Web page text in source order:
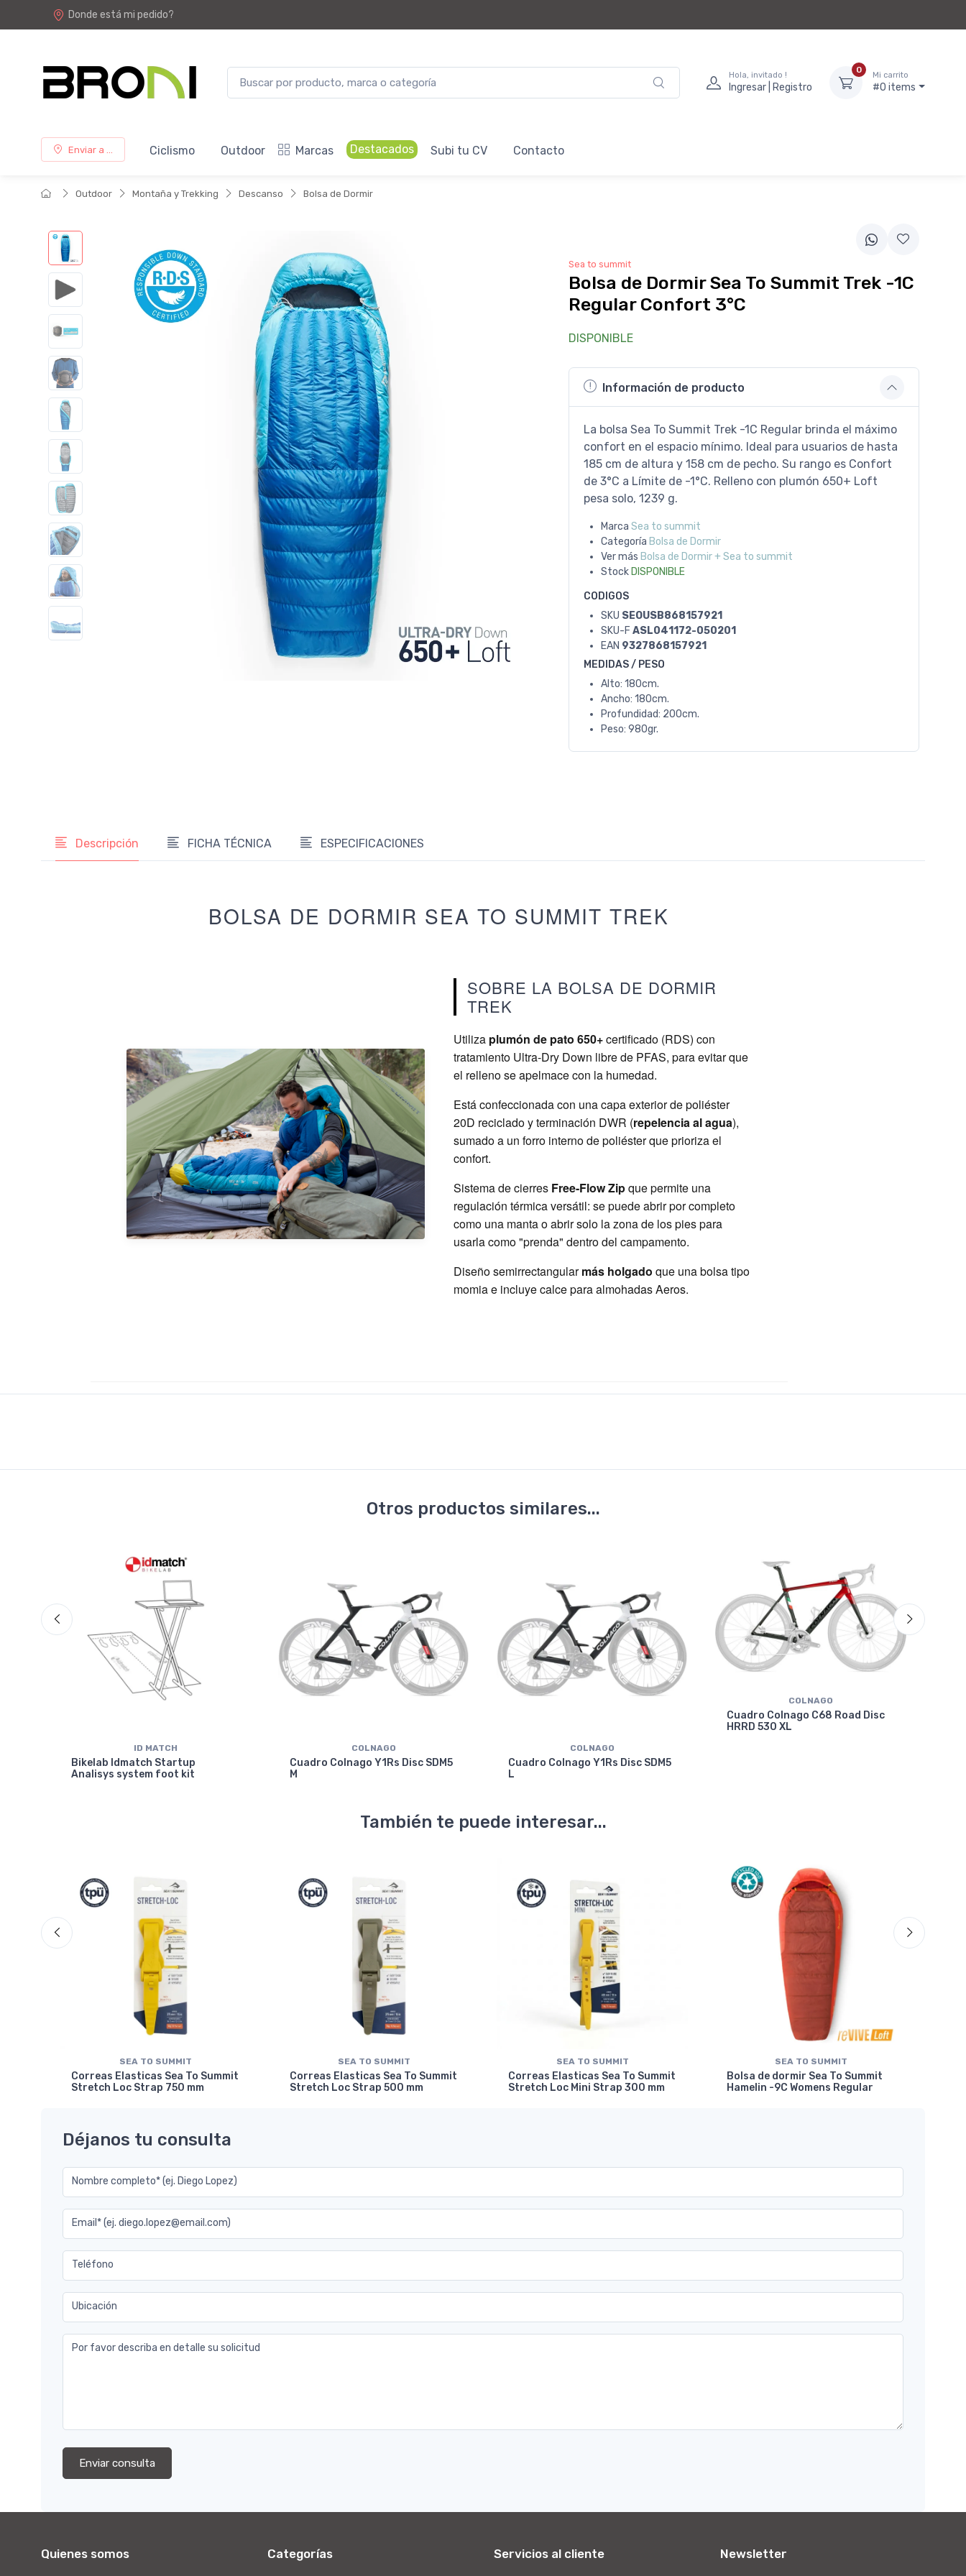
Donde está mi pedido?
Hola, invitado !
Ingresar | Registro
0
Mi carrito
#0 items
Enviar a ... Ciclismo Outdoor Marcas Destacados Subi tu CV Contacto
Outdoor Montaña y Trekking Descanso Bolsa de Dormir
Sea to summit
Bolsa de Dormir Sea To Summit Trek -1C
Regular Confort 3°C
DISPONIBLE
Información de producto
La bolsa Sea To Summit Trek -1C Regular brinda el máximo
confort en el espacio mínimo. Ideal para usuarios de hasta
185 cm de altura y 158 cm de pecho. Su rango es Confort
de 3°C a Límite de -1°C. Relleno con plumón 650+ Loft
pesa solo, 1239 g.
Marca Sea to summit
Categoría Bolsa de Dormir
Ver más Bolsa de Dormir + Sea to summit
Stock DISPONIBLE
CODIGOS
SKU SEOUSB868157921
SKU-F ASL041172-050201
EAN 9327868157921
MEDIDAS / PESO
Alto: 180cm.
Ancho: 180cm.
Profundidad: 200cm.
Peso: 980gr.
Descripción FICHA TÉCNICA ESPECIFICACIONES
BOLSA DE DORMIR SEA TO SUMMIT TREK
SOBRE LA BOLSA DE DORMIR
TREK
Utiliza plumón de pato 650+certificado (RDS) con
tratamiento Ultra-Dry Down libre de PFAS, para evitar que
el relleno se apelmace con la humedad.
Está confeccionada con una capa exterior de poliéster
20D reciclado y terminación DWR (repelencia al agua),
sumado a un forro interno de poliéster que prioriza el
confort.
Sistema de cierres Free-Flow Zipque permite una
regulación térmica versátil: se puede abrir por completo
como una manta o abrir solo la zona de los pies para
usarla como "prenda" dentro del campamento.
Diseño semirrectangularmás holgado que una bolsa tipo
momia e incluye calce para almohadas Aeros.
Otros productos similares...
ID MATCH
Bikelab Idmatch Startup
Analisys system foot kit
COLNAGO
Cuadro Colnago Y1Rs Disc SDM5
M
COLNAGO
Cuadro Colnago Y1Rs Disc SDM5
L
COLNAGO
Cuadro Colnago C68 Road Disc
HRRD 530 XL
También te puede interesar...
SEA TO SUMMIT
Correas Elasticas Sea To Summit
Stretch Loc Strap 750 mm
SEA TO SUMMIT
Correas Elasticas Sea To Summit
Stretch Loc Strap 500 mm
SEA TO SUMMIT
Correas Elasticas Sea To Summit
Stretch Loc Mini Strap 300 mm
SEA TO SUMMIT
Bolsa de dormir Sea To Summit
Hamelin -9C Womens Regular
Déjanos tu consulta
Nombre completo* (ej. Diego Lopez)
Email* (ej. diego.lopez@email.com)
Teléfono
Ubicación
Por favor describa en detalle su solicitud
Enviar consulta
Quienes somos Categorías Servicios al cliente Newsletter